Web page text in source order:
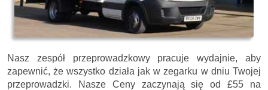
Nasz zespół przeprowadzkowy pracuje wydajnie, aby
zapewnić, że wszystko działa jak w zegarku w dniu Twojej
przeprowadzki. Nasze Ceny zaczynają się od £55 na